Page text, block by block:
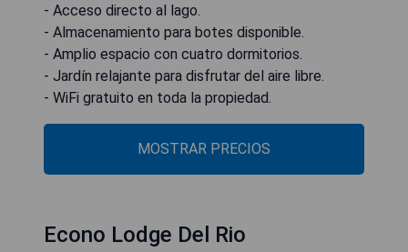
- Acceso directo al lago.
- Almacenamiento para botes disponible.
- Amplio espacio con cuatro dormitorios.
- Jardín relajante para disfrutar del aire libre.
- WiFi gratuito en toda la propiedad.
MOSTRAR PRECIOS
Econo Lodge Del Rio